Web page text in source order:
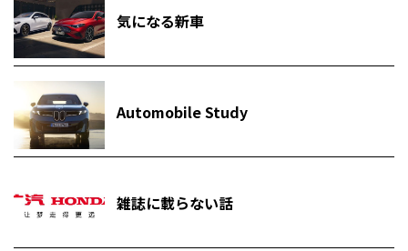
気になる新車
Automobile Study
雑誌に載らない話